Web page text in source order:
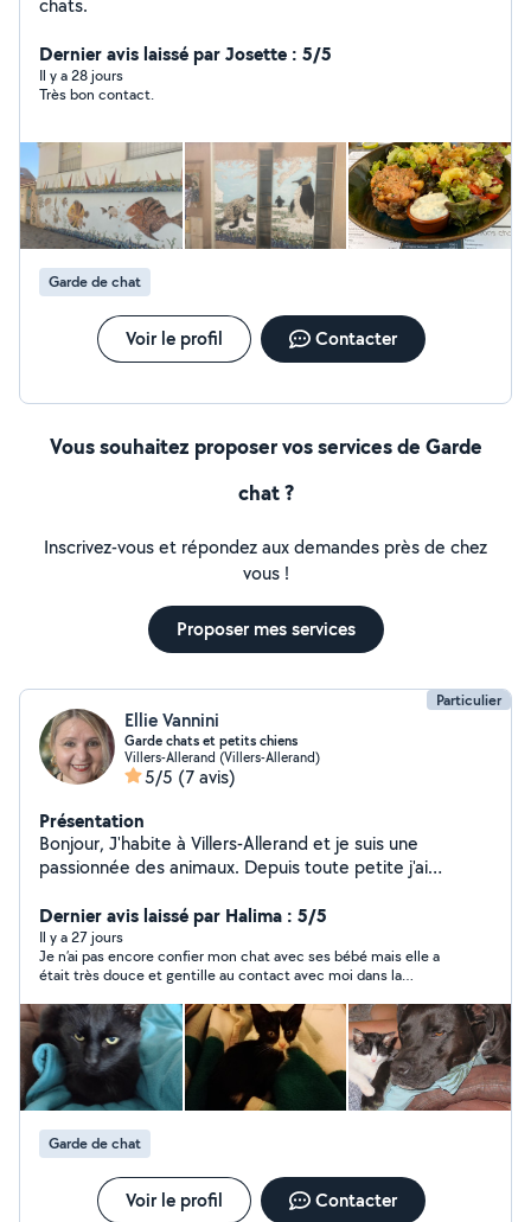
chats.
Dernier avis laissé par Josette : 5/5
Il y a 28 jours
Très bon contact.
Garde de chat
Voir le profil Contacter
Vous souhaitez proposer vos services de Garde
chat ?
Inscrivez-vous et répondez aux demandes près de chez
vous !
Proposer mes services
Particulier
Ellie Vannini
Garde chats et petits chiens
Villers-Allerand (Villers-Allerand)
5/5 (7 avis)
Présentation
Bonjour, J'habite à Villers-Allerand et je suis une
passionnée des animaux. Depuis toute petite j'ai
J'ai participé à quelques sauvetages en France et à
l'étranger et j'ai des connaissances fiables dans la
protection animale. Je suis souvent disponible et je
peux vous rendre service sur Villers-Allerand, Rilly-la-
Montagne et les villages alentours pour une journée ou
plusieurs semaines. Pendant vos vacances ou autre.
Pour moi les animaux sont ma priorité, une grande
passion. Je suis très douce avec eux, toujours aux petits
soins. Je peux garder vos animaux à votre domicile
uniquement car j'ai un chien qui ne s'entend pas avec
ses congénères. N'hésitez pas à me contacter en
amont afin qu'on puisse se rencontrer et échanger sur
vos demandes. Je serais ravie de pouvoir chouchouter
Dernier avis laissé par Halima : 5/5
Il y a 27 jours
Je n’ai pas encore confier mon chat avec ses bébé mais elle a
était très douce et gentille au contact avec moi dans la
franchement même sans l’avoir encore confier ni ce qui en
serai les yeux fermer je lui fait confiance et lui laisserai avec
plaisir ma puce et ses bébés
Garde de chat
Voir le profil Contacter